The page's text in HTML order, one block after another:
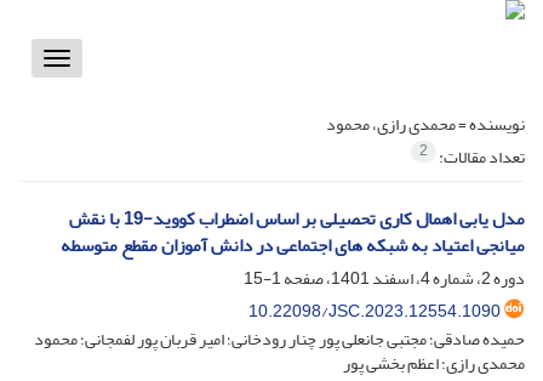
Toggle
نویسنده =محمدی رازی، محمود
تعداد مقالات: 2
مدل یابی اهمال کاری تحصیلی بر اساس اضطراب کووید-19 با نقش
میانجی اعتیاد به شبکه های اجتماعی در دانش آموزان مقطع متوسطه
دوره 2، شماره 4، اسفند 1401، صفحه
1-15
10.22098/JSC.2023.12554.1090
حمیده صادقی؛ مجتبی جانعلی پور چنار رودخانی؛ امیر قربان پور لفمجانی؛ محمود
محمدی رازی؛ اعظم بخشی پور